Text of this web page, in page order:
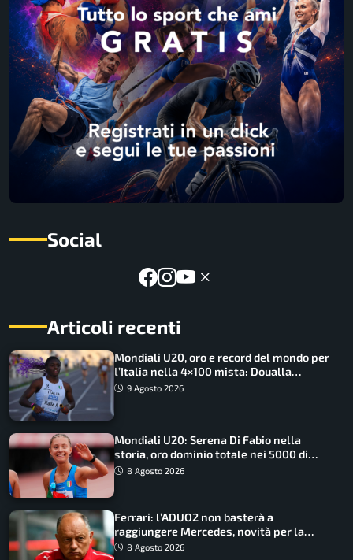
Social
Articoli recenti
Mondiali U20, oro e record del mondo per
l’Italia nella 4×100 mista: Doualla
straordinaria
9 Agosto 2026
Mondiali U20: Serena Di Fabio nella
storia, oro dominio totale nei 5000 di
marcia
8 Agosto 2026
Ferrari: l’ADUO2 non basterà a
raggiungere Mercedes, novità per la
Macarena
8 Agosto 2026